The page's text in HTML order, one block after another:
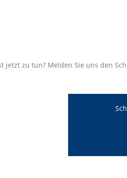
zu tun? Melden Sie uns den